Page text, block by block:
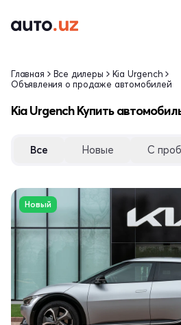
Главная Все дилеры
Kia Urgench
Объявления о продаже автомобилей
Kia Urgench Купить
Все Новые С
Новый